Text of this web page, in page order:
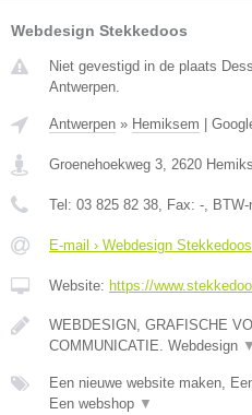
Webdesign Stekkedoos
Niet gevestigd in de plaats
Antwerpen.
Antwerpen » Hemiksem
Groenehoekweg 3, 2620
Tel: 03 825 82 38, Fax: -, BTW-
E-mail › Webdesign Stekkedoos
Website: https://
WEBDESIGN, GRAFISCHE
COMMUNICATIE. Webdesign ▼
Een nieuwe website maken,
Een webshop ▼